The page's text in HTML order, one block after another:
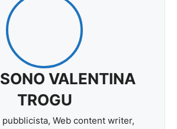
VALENTINA
TROGU
Web content writer,